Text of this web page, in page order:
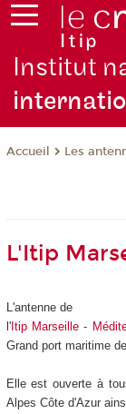
Institut
Accueil Les
L'Itip
L'antenne de
l'Itip Marseille -
Grand port maritime
Elle est ouverte à
Alpes Côte d'Azur